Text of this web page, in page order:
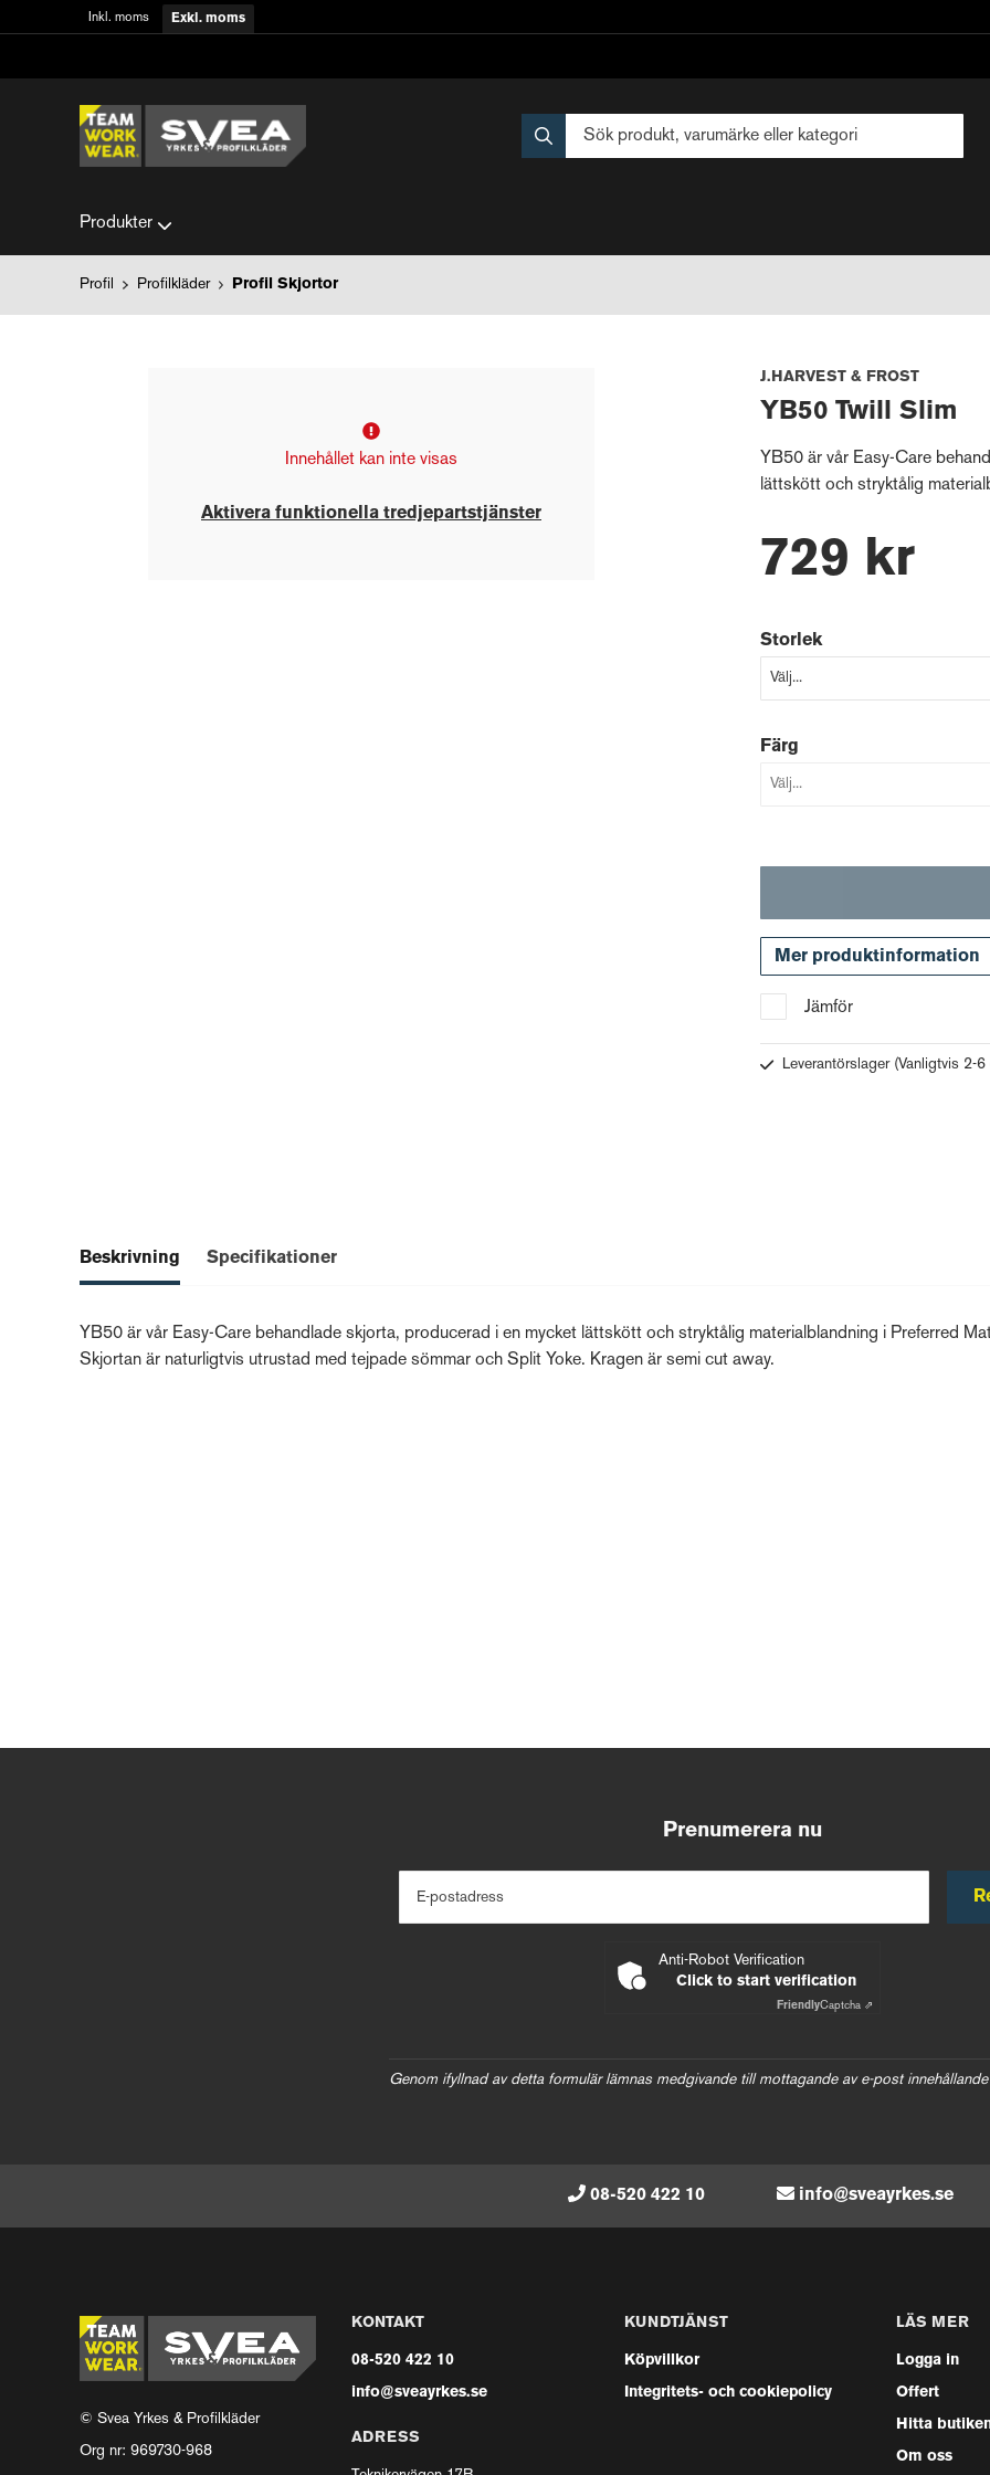
Inkl. moms Exkl. moms
Produkter
Profil Profilkläder Profil Skjortor
Innehållet kan inte visas
Aktivera funktionella tredjepartstjänster
J.HARVEST & FROST
YB50 Twill Slim
YB50 är vår Easy-Care
lättskött och stryktålig
729 kr
Storlek
Färg
Mer produktinformation
Jämför
Leverantörslager (Vanligtvis 2-
Beskrivning Specifikationer
YB50 är vår Easy-Care behandlade skjorta, producerad i en mycket lättskött och stryktålig materialblandning i Preferred
Skjortan är naturligtvis utrustad med tejpade sömmar och Split Yoke. Kragen är semi cut away.
Prenumerera nu
E-postadress
Anti-Robot Verification
Click to start verification
FriendlyCaptcha ⇗
Genom ifyllnad av detta formulär lämnas medgivande till mottagande av e-post
08-520 422 10 info@sveayrkes.se
© Svea Yrkes & Profilkläder
Org nr: 969730-968
KONTAKT
08-520 422 10
info@sveayrkes.se
ADRESS
KUNDTJÄNST
Köpvillkor
Integritets- och cookiepolicy
LÄS MER
Logga in
Offert
Hitta
Om oss